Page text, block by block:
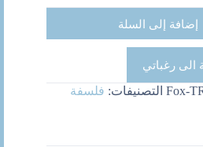
إضافة إلى السلة
الى رغباتي
Fox- التصنيفات: فلسفة